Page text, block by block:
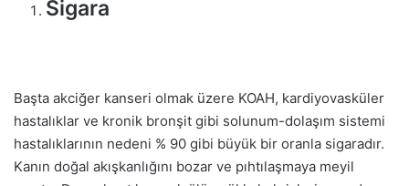
Sigara
Başta akciğer kanseri olmak üzere KOAH, kardiyovasküler
hastalıklar ve kronik bronşit gibi solunum-dolaşım sistemi
hastalıklarının nedeni % 90 gibi büyük bir oranla sigaradır.
Kanın doğal akışkanlığını bozar ve pıhtılaşmaya meyil